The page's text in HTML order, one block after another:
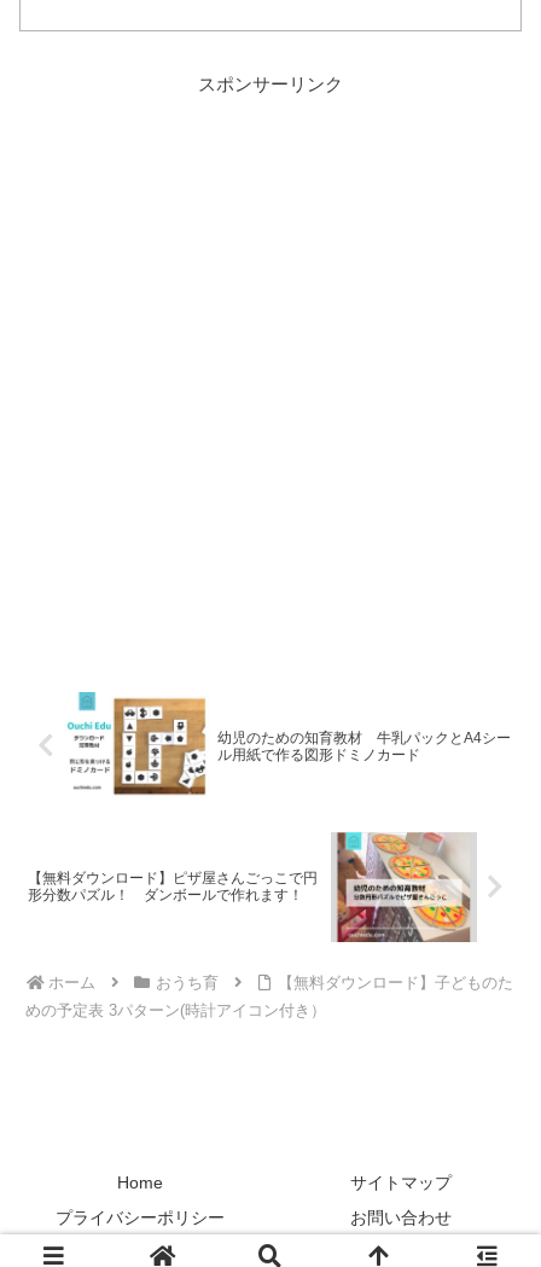
スポンサーリンク
幼児のための知育教材 牛乳パックとA4シー
ル用紙で作る図形ドミノカード
【無料ダウンロード】ピザ屋さんごっこで円
形分数パズル！ ダンボールで作れます！
ホーム おうち育
【無料ダウンロード】子どものた
めの予定表 3パターン(時計アイコン付き）
Home
サイトマップ
プライバシーポリシー
お問い合わせ
Copyright © 2019-2026 ouchiedu All Rights Reserved.